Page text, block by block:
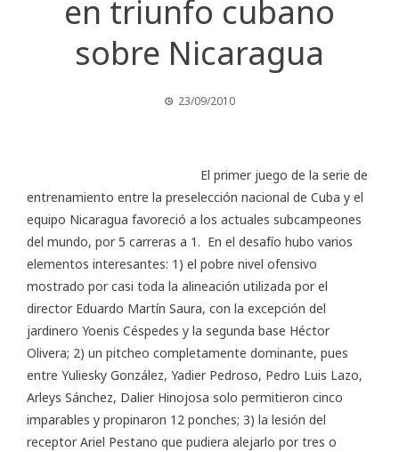
en triunfo cubano
sobre Nicaragua
23/09/2010
El primer juego de la serie de
entrenamiento entre la preselección nacional de Cuba y el
equipo Nicaragua favoreció a los actuales subcampeones
del mundo, por 5 carreras a 1. En el desafío hubo varios
elementos interesantes: 1) el pobre nivel ofensivo
mostrado por casi toda la alineación utilizada por el
director Eduardo Martín Saura, con la excepción del
jardinero Yoenis Céspedes y la segunda base Héctor
Olivera; 2) un pitcheo completamente dominante, pues
entre Yuliesky González, Yadier Pedroso, Pedro Luis Lazo,
Arleys Sánchez, Dalier Hinojosa solo permitieron cinco
imparables y propinaron 12 ponches; 3) la lesión del
receptor Ariel Pestano que pudiera alejarlo por tres o